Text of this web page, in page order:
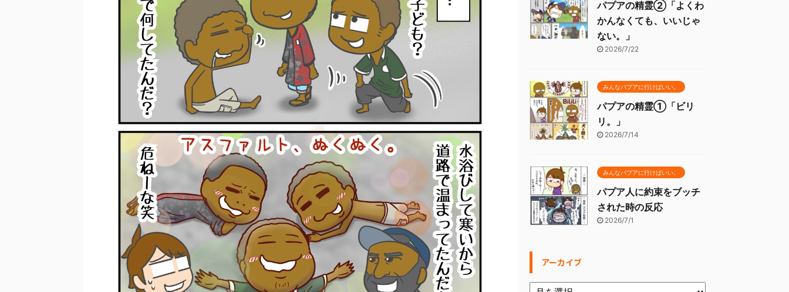
パプアの精霊②「よくわ
かんなくても、いいじゃ
ない。」
2026/7/22
みんなパプアに行けばいい。
パプアの精霊①「ビリ
リ。」
2026/7/14
みんなパプアに行けばいい。
パプア人に約束をブッチ
された時の反応
2026/7/1
アーカイブ